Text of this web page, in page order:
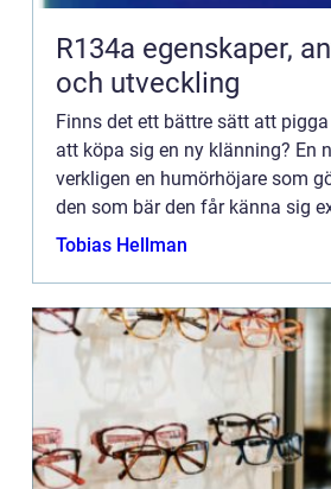
R134a egenskaper, användning
och utveckling
Finns det ett bättre sätt att
att köpa sig en ny klänning? En
verkligen en humörhöjare som
den som bär den får känna sig
festlig, omgivningen blir också
Tobias Hellman